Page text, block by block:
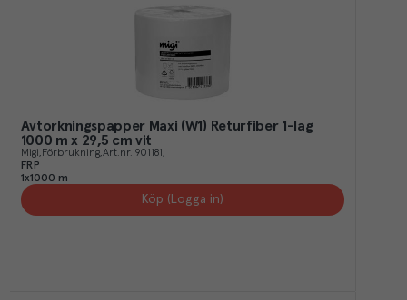
Avtorkningspapper Maxi (W1) Returfiber 1-lag
1000 m x 29,5 cm vit
Migi Förbrukning Art.nr. 901181
FRP
1x1000 m
Köp (Logga in)